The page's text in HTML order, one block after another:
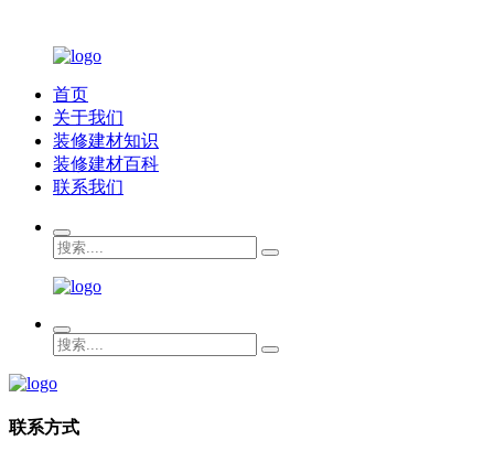
首页
关于我们
装修建材知识
装修建材百科
联系我们
联系方式